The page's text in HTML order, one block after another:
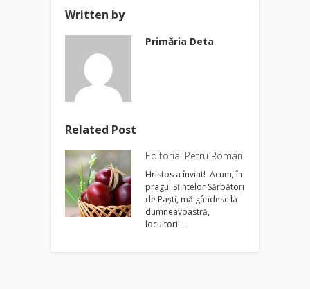
Written by
Primăria Deta
Related Post
Editorial Petru Roman
Hristos a înviat! Acum, în
pragul Sfintelor Sărbători
de Paşti, mă gândesc la
dumneavoastră,
locuitorii…